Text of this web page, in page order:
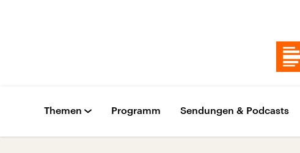
Themen Programm Sendungen & Podcasts